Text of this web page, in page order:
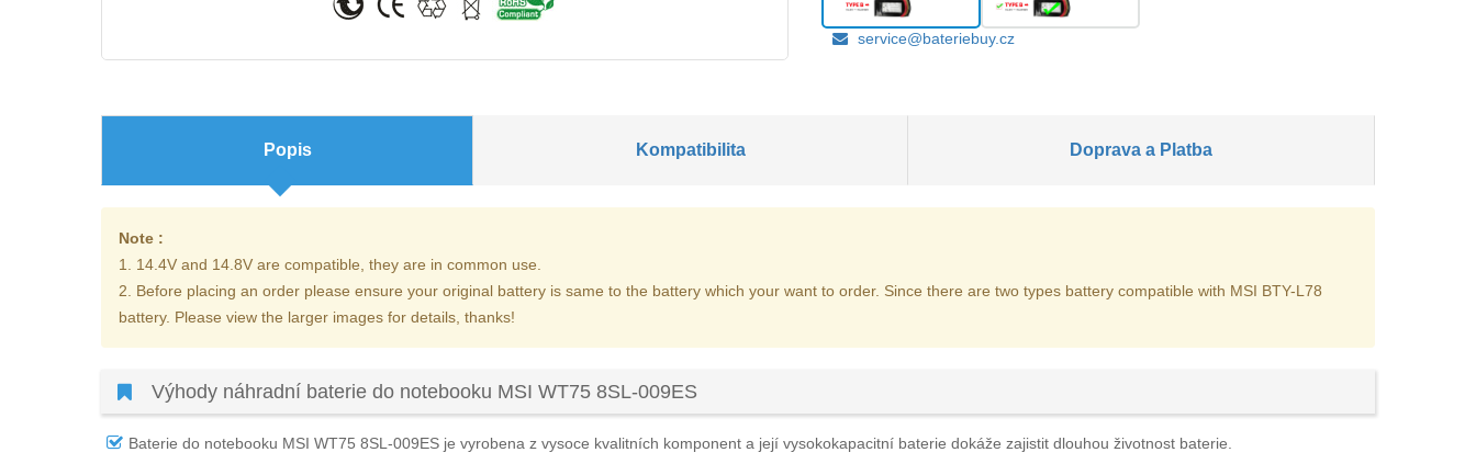
service@bateriebuy.cz
Popis Kompatibilita Doprava a Platba
Note :
1. 14.4V and 14.8V are compatible, they are in common use.
2. Before placing an order please ensure your original battery is same to the battery which your want to order. Since there are two types battery compatible with MSI BTY-L78
battery. Please view the larger images for details, thanks!
Výhody náhradní baterie do notebooku MSI WT75 8SL-009ES
Baterie do notebooku MSI WT75 8SL-009ES je vyrobena z vysoce kvalitních komponent a její vysokokapacitní baterie dokáže zajistit dlouhou životnost baterie.